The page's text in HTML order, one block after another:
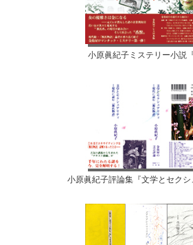
小原眞紀子ミステリー小説
小原眞紀子評論集『文学とセクシ